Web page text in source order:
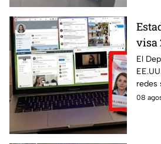
visa
que
El
redes
visa,
08